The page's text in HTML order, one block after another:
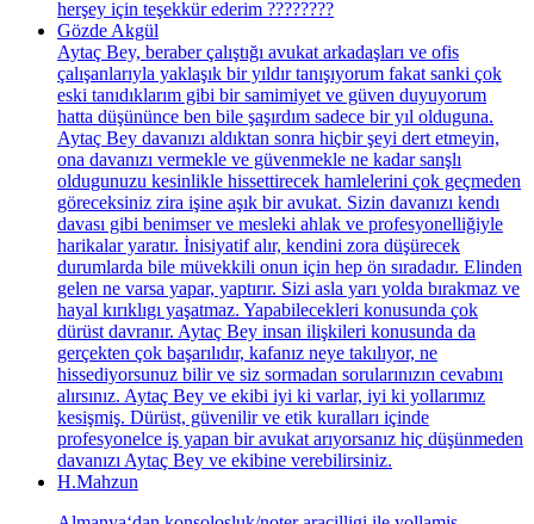
herşey için teşekkür ederim ????????
Gözde Akgül
Aytaç Bey, beraber çalıştığı avukat arkadaşları ve ofis
çalışanlarıyla yaklaşık bir yıldır tanışıyorum fakat sanki çok
eski tanıdıklarım gibi bir samimiyet ve güven duyuyorum
hatta düşününce ben bile şaşırdım sadece bir yıl olduguna.
Aytaç Bey davanızı aldıktan sonra hiçbir şeyi dert etmeyin,
ona davanızı vermekle ve güvenmekle ne kadar sanşlı
oldugunuzu kesinlikle hissettirecek hamlelerini çok geçmeden
göreceksiniz zira işine aşık bir avukat. Sizin davanızı kendı
davası gibi benimser ve mesleki ahlak ve profesyonelliğiyle
harikalar yaratır. İnisiyatif alır, kendini zora düşürecek
durumlarda bile müvekkili onun için hep ön sıradadır. Elinden
gelen ne varsa yapar, yaptırır. Sizi asla yarı yolda bırakmaz ve
hayal kırıklıgı yaşatmaz. Yapabilecekleri konusunda çok
dürüst davranır. Aytaç Bey insan ilişkileri konusunda da
gerçekten çok başarılıdır, kafanız neye takılıyor, ne
hissediyorsunuz bilir ve siz sormadan sorularınızın cevabını
alırsınız. Aytaç Bey ve ekibi iyi ki varlar, iyi ki yollarımız
kesişmiş. Dürüst, güvenilir ve etik kuralları içinde
profesyonelce iş yapan bir avukat arıyorsanız hiç düşünmeden
davanızı Aytaç Bey ve ekibine verebilirsiniz.
H.Mahzun